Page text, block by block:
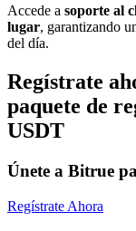
Accede a soporte al
lugar, garantizando
del día.
Regístrate
paquete de
USDT
Únete a Bitrue
Regístrate Ahora